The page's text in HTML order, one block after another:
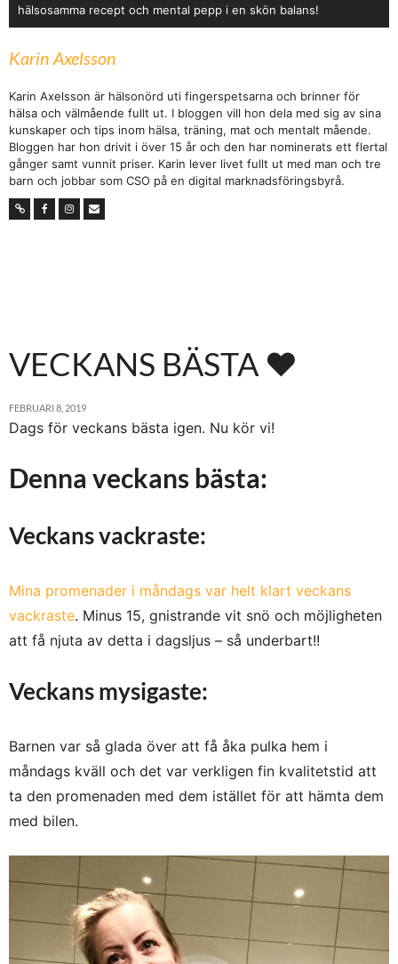
hälsosamma recept och mental pepp i en skön balans!
Karin Axelsson
Karin Axelsson är hälsonörd uti fingerspetsarna och brinner för
hälsa och välmående fullt ut. I bloggen vill hon dela med sig av sina
kunskaper och tips inom hälsa, träning, mat och mentalt mående.
Bloggen har hon drivit i över 15 år och den har nominerats ett flertal
gånger samt vunnit priser. Karin lever livet fullt ut med man och tre
barn och jobbar som CSO på en digital marknadsföringsbyrå.
VECKANS BÄSTA ♥
FEBRUARI 8, 2019
Dags för veckans bästa igen. Nu kör vi!
Denna veckans bästa:
Veckans vackraste:
Mina promenader i måndags var helt klart veckans
vackraste. Minus 15, gnistrande vit snö och möjligheten
att få njuta av detta i dagsljus – så underbart!!
Veckans mysigaste:
Barnen var så glada över att få åka pulka hem i
måndags kväll och det var verkligen fin kvalitetstid att
ta den promenaden med dem istället för att hämta dem
med bilen.